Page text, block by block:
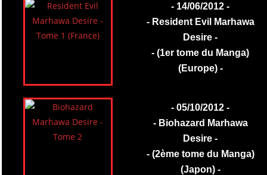
- 14/06/2012 -
- Resident Evil Marhawa
Desire -
- (1er tome du Manga)
(Europe) -
- 05/10/2012 -
- Biohazard Marhawa
Desire -
- (2ème tome du Manga)
(Japon) -